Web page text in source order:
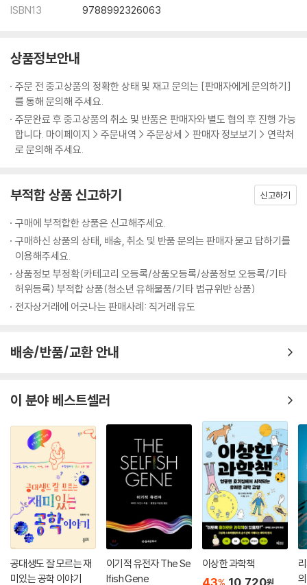
040 선반 - 회전하는 공작물을 원하는 모양으로 깎는 장비 128
043 고무 - 오늘날 가장 널리 사용되는 합성소재 137
044 기차 - 산업화시대 경제성장의 핵심 원동력 140
045 전신 - 거리와 시차를 극복한 커뮤니케이션의 진화 145
046 비료 - 20세기 녹색혁명의 주역 148
047 재봉틀 - 여성해방의 숨은 공로자 151
048 용접 - 금속재료를 위한 특수접착기술 154
051 탱크 - 액체화물을 운송하기 위한 대형 저장고 164
053 전지 - 전기에너지의 소형 저장장치 170
054 발전기 - 현대사회를 지탱하는 에너지공장 173
055 전구 - 인류의 생활습관을 바꿔놓은 빛의 전령 176
056 콘크리트 - 압력에 강하고 방수효과가 뛰어난 건축재료 179
057 타자기 - 문서작성의 신기원 182
058 전차 - 효율적인 근거리 교통수단 185
060 아닐린 - 빛에도 변색되지 않는 진보라빛 염료 191
061 냉장고 - 혁신적인 음식물 보관 방법 194
063 내연기관 - 화석연료시대의 개막 201
064 엘리베이터 - 고층건축술의 기술적 전제 204
065 고층건물 - 공간부족의 해소와 특권의식의 충족 207
066 증기터빈 - 증기기관의 효율을 능가하는 새로운 동력원 210
067 자동차 - 경제성장과 교통발달의 중요한 원동력 213
068 알루미늄 - 가볍고 견고한 3세대 금속 216
069 코카콜라 - 뛰어난 광고전략이 만들어낸 세계인의 음료 219
070 음반 - 음향과 음악의 저장과 복제 222
071 디젤모터 - 열역학을 활용한 에너지효율의 극대화 225
072 영화 - 착시를 이용한 새로운 예술장르의 탄생 229
073 X-선 촬영기기 - 신체 내부를 촬영하는 의료기기 232
074 지퍼 - 여밈끈과 단추로부터의 해방 235
ISBN13
9788992326063
상품정보안내
주문 전 중고상품의 정확한 상태 및 재고 문의는 [판매자에게 문의하기]
를 통해 문의해 주세요.
주문완료 후 중고상품의 취소 및 반품은 판매자와 별도 협의 후 진행 가능
합니다. 마이페이지 > 주문내역 > 주문상세 > 판매자 정보보기 > 연락처
로 문의해 주세요.
부적합 상품 신고하기 신고하기
구매에 부적합한 상품은 신고해주세요.
구매하신 상품의 상태, 배송, 취소 및 반품 문의는 판매자 묻고 답하기를
이용해주세요.
상품정보 부정확(카테고리 오등록/상품오등록/상품정보 오등록/기타
허위등록) 부적합 상품(청소년 유해물품/기타 법규위반 상품)
전자상거래에 어긋나는 판매사례: 직거래 유도
배송/반품/교환 안내
이 분야 베스트셀러
공대생도 잘 모르는 재
미있는 공학 이야기
이기적 유전자 The Se
lfish Gene
이상한 과학책
43 10,720원